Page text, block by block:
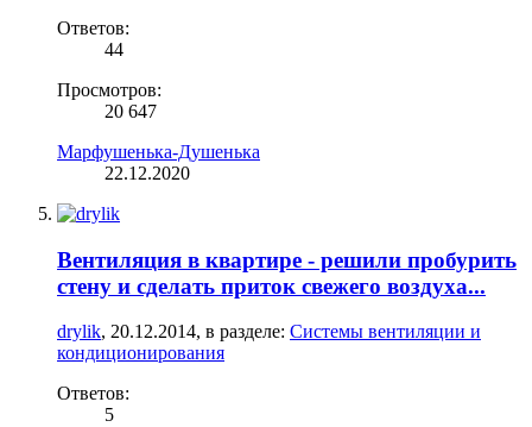
Ответов:
44
Просмотров:
20 647
Марфушенька-Душенька
22.12.2020
Вентиляция в квартире - решили пробурить
стену и сделать приток свежего воздуха...
drylik, 20.12.2014, в разделе: Системы вентиляции и
кондиционирования
Ответов:
5